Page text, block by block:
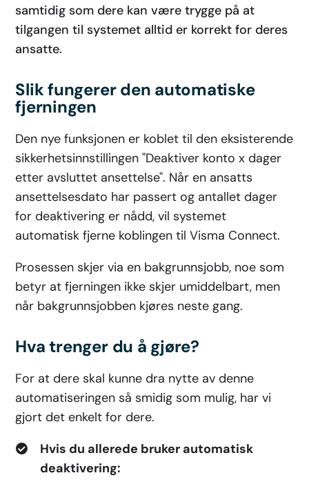
samtidig som dere kan være trygge på at
tilgangen til systemet alltid er korrekt for deres
ansatte.
Slik fungerer den automatiske
fjerningen
Den nye funksjonen er koblet til den eksisterende
sikkerhetsinnstillingen "Deaktiver konto x dager
etter avsluttet ansettelse". Når en ansatts
ansettelsesdato har passert og antallet dager
for deaktivering er nådd, vil systemet
automatisk fjerne koblingen til Visma Connect.
Prosessen skjer via en bakgrunnsjobb, noe som
betyr at fjerningen ikke skjer umiddelbart, men
når bakgrunnsjobben kjøres neste gang.
Hva trenger du å gjøre?
For at dere skal kunne dra nytte av denne
automatiseringen så smidig som mulig, har vi
gjort det enkelt for dere.
Hvis du allerede bruker automatisk
deaktivering: